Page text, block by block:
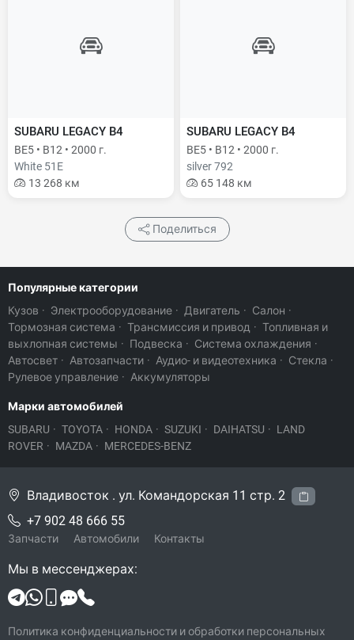
SUBARU LEGACY B4
BE5 • B12 • 2000 г.
White 51E
13 268 км
SUBARU LEGACY B4
BE5 • B12 • 2000 г.
silver 792
65 148 км
Поделиться
Популярные категории
Кузов · Электрооборудование · Двигатель · Салон ·
Тормозная система · Трансмиссия и привод · Топливная и
выхлопная системы · Подвеска · Система охлаждения ·
Автосвет · Автозапчасти · Аудио- и видеотехника · Стекла ·
Рулевое управление · Аккумуляторы
Марки автомобилей
SUBARU · TOYOTA · HONDA · SUZUKI · DAIHATSU · LAND
ROVER · MAZDA · MERCEDES-BENZ
Владивосток . ул. Командорская 11 стр. 2
+7 902 48 666 55
Запчасти Автомобили Контакты
Мы в мессенджерах:
Политика конфиденциальности и обработки персональных